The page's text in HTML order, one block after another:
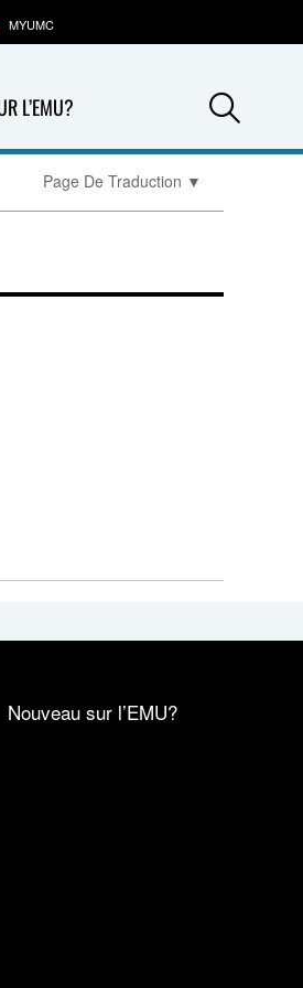
L’EMU?
MYUMC
Page De Traduction ▼
Nouveau sur l’EMU?